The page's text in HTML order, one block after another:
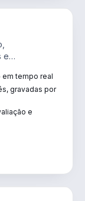
e
em tempo real
gravadas por
e